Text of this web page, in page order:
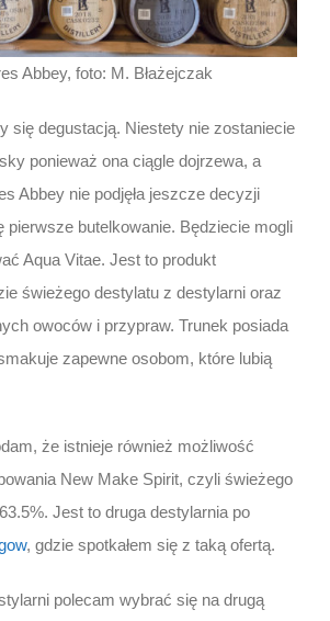
Abbey, foto: M. Błażejczak
się degustacją. Niestety nie zostaniecie
ponieważ ona ciągle dojrzewa, a
Abbey nie podjęła jeszcze decyzji
pierwsze butelkowanie. Będziecie mogli
Aqua Vitae. Jest to produkt
świeżego destylatu z destylarni oraz
owoców i przypraw. Trunek posiada
zapewne osobom, które lubią
że istnieje również możliwość
New Make Spirit, czyli świeżego
Jest to druga destylarnia po
, gdzie spotkałem się z taką ofertą.
polecam wybrać się na drugą